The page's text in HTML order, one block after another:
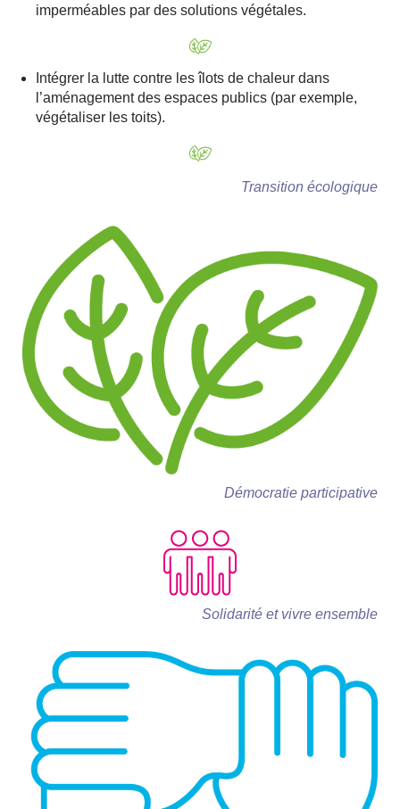
imperméables par des solutions végétales.
Intégrer la lutte contre les îlots de chaleur dans
l’aménagement des espaces publics (par exemple,
végétaliser les toits).
Transition écologique
Démocratie participative
Solidarité et vivre ensemble